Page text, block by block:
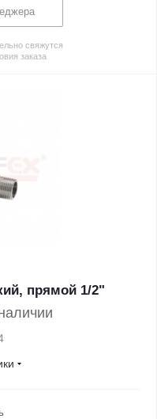
свяжутся
заказа
прямой 1/2"